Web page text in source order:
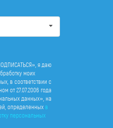
я даю
моих
в соответствии с
от 27.07.2006 года
данных», на
определенных в
персональных